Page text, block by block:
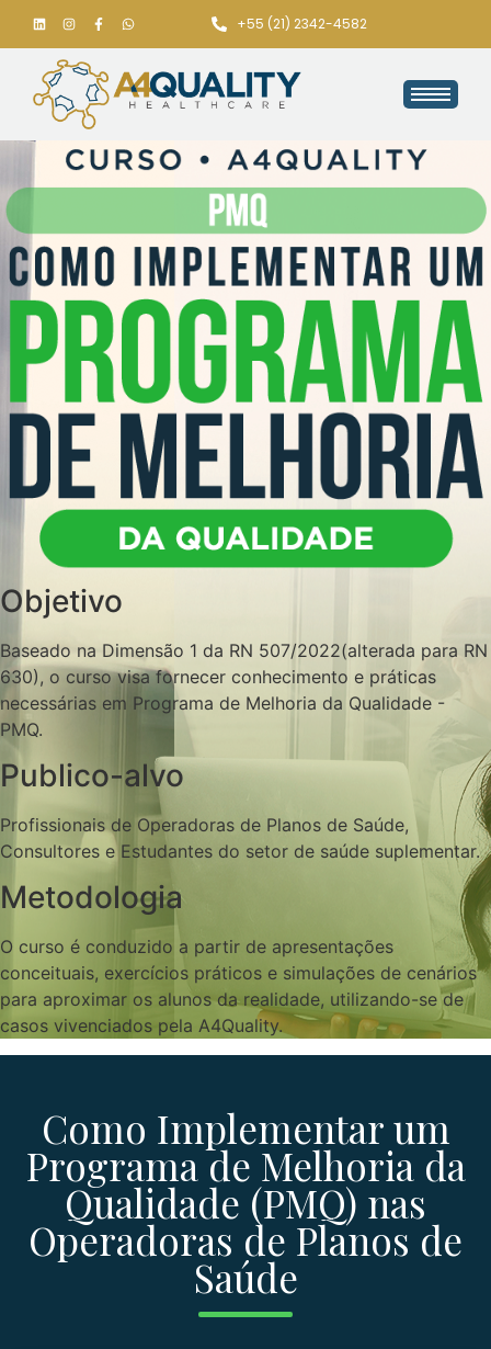
+55 (21) 2342-4582
Objetivo
Baseado na Dimensão 1 da RN 507/2022(alterada para RN
630), o curso visa fornecer conhecimento e práticas
necessárias em Programa de Melhoria da Qualidade -
PMQ.
Publico-alvo
Profissionais de Operadoras de Planos de Saúde,
Consultores e Estudantes do setor de saúde suplementar.
Metodologia
O curso é conduzido a partir de apresentações
conceituais, exercícios práticos e simulações de cenários
para aproximar os alunos da realidade, utilizando-se de
casos vivenciados pela A4Quality.
Como Implementar um
Programa de Melhoria da
Qualidade (PMQ) nas
Operadoras de Planos de
Saúde